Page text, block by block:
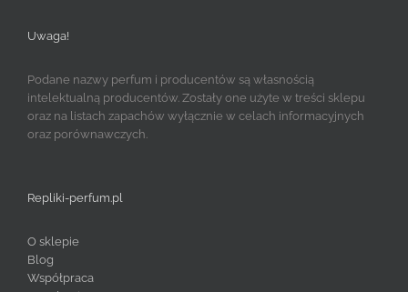
Uwaga!
Podane nazwy perfum i producentów są własnością
intelektualną producentów. Zostały one użyte w treści sklepu
oraz na listach zapachów wyłącznie w celach informacyjnych
oraz porównawczych.
Repliki-perfum.pl
O sklepie
Blog
Współpraca